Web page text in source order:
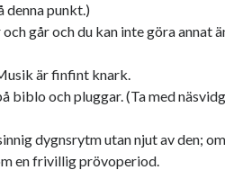
denna punkt.)
går och du kan inte göra annat
är finfint knark.
biblo och pluggar. (Ta med
dygnsrytm utan njut av den;
en frivillig prövoperiod.